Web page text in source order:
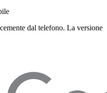
dal telefono. La versione